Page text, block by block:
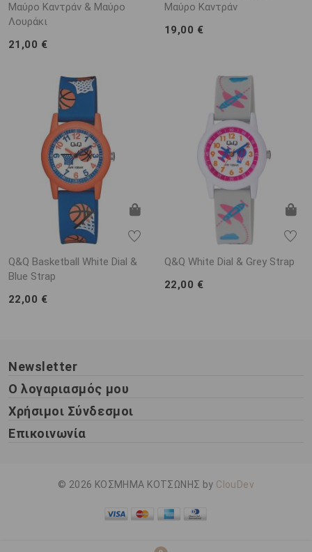
Μαύρο Καντράν & Μαύρο
Λουράκι
21,00 €
Μαύρο Καντράν
19,00 €
Q&Q Basketball White Dial &
Blue Strap
22,00 €
Q&Q White Dial & Grey Strap
22,00 €
Newsletter
Ο λογαριασμός μου
Χρήσιμοι Σύνδεσμοι
Επικοινωνία
© 2026 ΚΟΣΜΗΜΑ ΚΟΤΣΩΝΗΣ by ClouDev